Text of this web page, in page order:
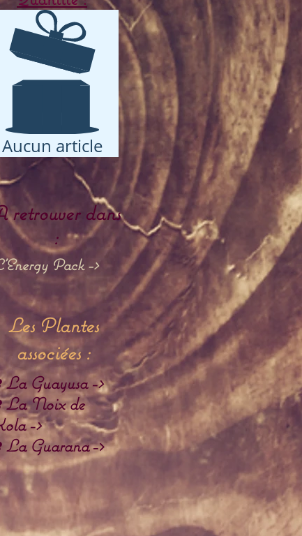
Aucun article
retrouver dans
:
Pack->
Les Plantes
associées :
La Guayusa ->
La Noix de
->
La Guarana->